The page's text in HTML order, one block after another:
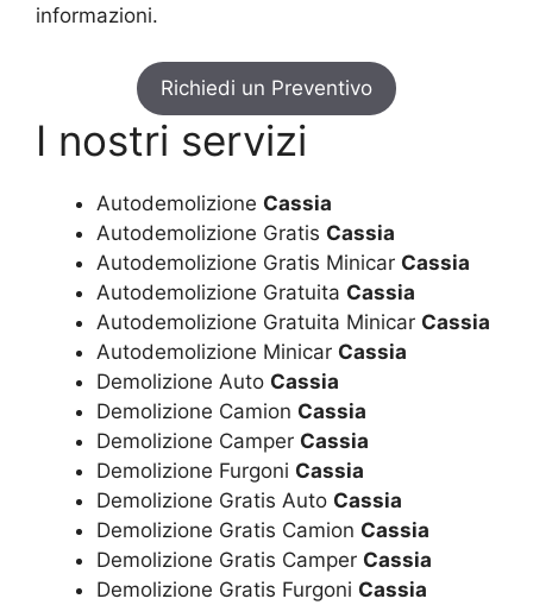
informazioni.
Richiedi un Preventivo
I nostri servizi
Autodemolizione Cassia
Autodemolizione Gratis Cassia
Autodemolizione Gratis Minicar Cassia
Autodemolizione Gratuita Cassia
Autodemolizione Gratuita Minicar Cassia
Autodemolizione Minicar Cassia
Demolizione Auto Cassia
Demolizione Camion Cassia
Demolizione Camper Cassia
Demolizione Furgoni Cassia
Demolizione Gratis Auto Cassia
Demolizione Gratis Camion Cassia
Demolizione Gratis Camper Cassia
Demolizione Gratis Furgoni Cassia